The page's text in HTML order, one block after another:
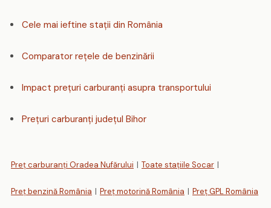
Cele mai ieftine stații din România
Comparator rețele de benzinării
Impact prețuri carburanți asupra transportului
Prețuri carburanți județul Bihor
Preț carburanți Oradea Nufărului | Toate stațiile Socar |
Preț benzină România | Preț motorină România | Preț GPL România